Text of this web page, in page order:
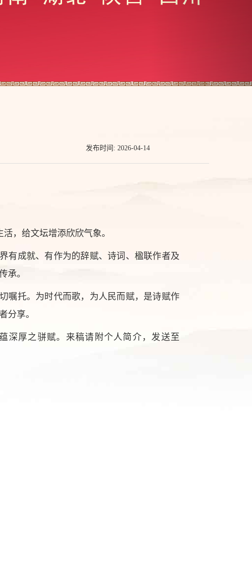
发布时间: 2026-04-14
，给文坛增添欣欣气象。
有成就、有作为的辞赋、诗词、楹联作者及
承。
嘱托。为时代而歌，为人民而赋，是诗赋作
分享。
深厚之骈赋。来稿请附个人简介，发送至